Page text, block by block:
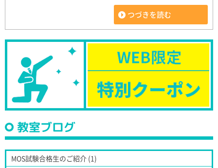
つづきを読む
教室ブログ
MOS試験合格生のご紹介 (1)